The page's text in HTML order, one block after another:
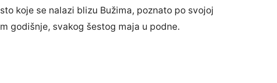
koje se nalazi blizu Bužima, poznato po svojoj
godišnje, svakog šestog maja u podne.